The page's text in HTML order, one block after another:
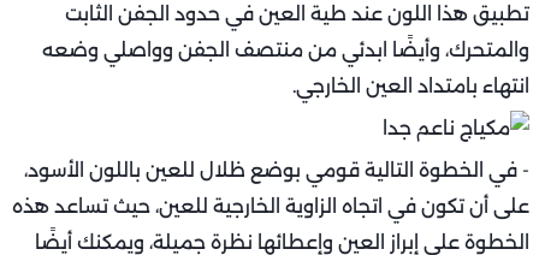
تطبيق هذا اللون عند طية العين في حدود الجفن الثابت
والمتحرك، وأيضًا ابدئي من منتصف الجفن وواصلي وضعه
انتهاء بامتداد العين الخارجي.
- في الخطوة التالية قومي بوضع ظلال للعين باللون الأسود،
على أن تكون في اتجاه الزاوية الخارجية للعين، حيث تساعد هذه
الخطوة على إبراز العين وإعطائها نظرة جميلة، ويمكنك أيضًا